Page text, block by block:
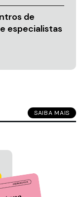
de
especialistas
SAIBA MAIS